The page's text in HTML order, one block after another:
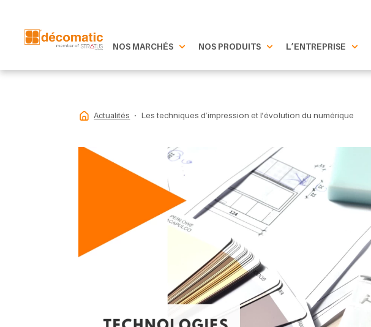
NOS MARCHÉS NOS PRODUITS L’ENTREPRISE
Actualités Les techniques d’impression et l’évolution du numérique